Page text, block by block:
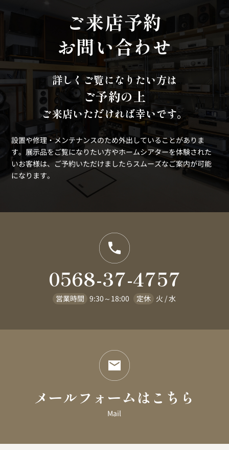
ご来店予約
お問い合わせ
詳しくご覧になりたい方は
ご予約の上
ご来店いただければ幸いです。
設置や修理・メンテナンスのため外出していることがありま
す。 展示品をご覧になりたい方やホームシアターを体験された
いお客様は、ご予約いただけましたらスムーズなご案内が可能
になります。
0568-37-4757
営業時間 9:30～18:00 定休 火 / 水
メールフォームはこちら
Mail